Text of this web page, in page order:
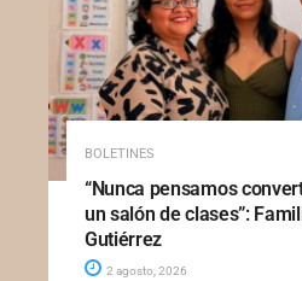
BOLETINES
“Nunca pensamos
un salón de clases”:
Gutiérrez
2 agosto, 2026